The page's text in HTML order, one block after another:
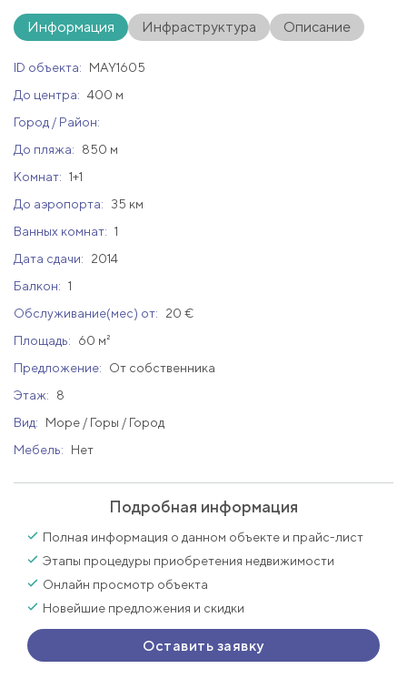
Информация Инфраструктура Описание
ID объекта:
MAY1605
До центра: 400 м
Город / Район:
До пляжа:
850 м
Комнат: 1+1
До аэропорта:
35 км
Ванных комнат: 1
Дата сдачи:
2014
Балкон: 1
Обслуживание(мес) от:
20 €
Площадь:
60 м²
Предложение:
От собственника
Этаж:
8
Вид:
Море / Горы / Город
Мебель:
Нет
Подробная информация
Полная информация о данном объекте и прайс-лист
Этапы процедуры приобретения недвижимости
Онлайн просмотр объекта
Новейшие предложения и скидки
Оставить заявку